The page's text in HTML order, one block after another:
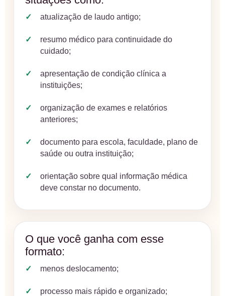
atualização de laudo antigo;
resumo médico para continuidade do
cuidado;
apresentação de condição clínica a
instituições;
organização de exames e relatórios
anteriores;
documento para escola, faculdade, plano de
saúde ou outra instituição;
orientação sobre qual informação médica
deve constar no documento.
O que você ganha com esse
formato:
menos deslocamento;
processo mais rápido e organizado;